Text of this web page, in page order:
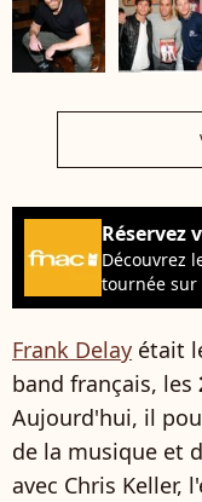
Réservez
Découvrez
tournée
Frank Delay était
band français, les
Aujourd'hui, il
de la musique et
avec Chris Keller,